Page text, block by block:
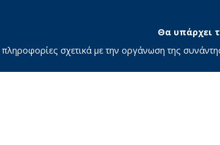
Θα υπάρχει
πληροφορίες σχετικά με την οργάνωση της